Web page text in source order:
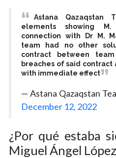
Astana Qazaqstan
elements showing
connection with Dr M.
team had no other
contract between
breaches of said
with immediate effect
— Astana Qazaqstan
December 12, 2022
¿Por qué estaba
Miguel Ángel